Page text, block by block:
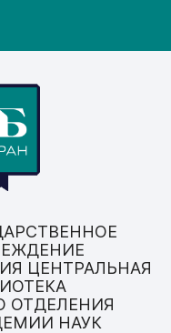
ЦЕНТРАЛЬНАЯ
ОТДЕЛЕНИЯ
НАУК